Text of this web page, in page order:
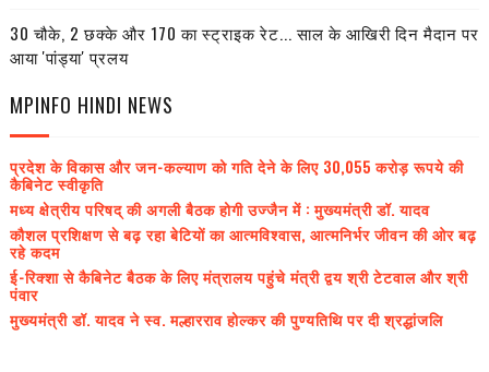
30 चौके, 2 छक्के और 170 का स्ट्राइक रेट... साल के आखिरी दिन मैदान पर
आया 'पांड्या' प्रलय
MPINFO HINDI NEWS
प्रदेश के विकास और जन-कल्याण को गति देने के लिए 30,055 करोड़ रूपये की
कैबिनेट स्वीकृति
मध्य क्षेत्रीय परिषद् की अगली बैठक होगी उज्जैन में : मुख्यमंत्री डॉ. यादव
कौशल प्रशिक्षण से बढ़ रहा बेटियों का आत्मविश्वास, आत्मनिर्भर जीवन की ओर बढ़
रहे कदम
ई-रिक्शा से कैबिनेट बैठक के लिए मंत्रालय पहुंचे मंत्री द्वय श्री टेटवाल और श्री
पंवार
मुख्यमंत्री डॉ. यादव ने स्व. मल्हारराव होल्कर की पुण्यतिथि पर दी श्रद्धांजलि